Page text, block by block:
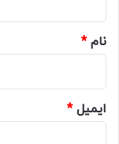
نام*
ایمیل*